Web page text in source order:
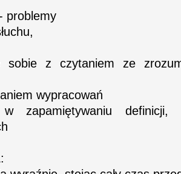
problemy
sobie z czytaniem ze
wypracowań
zapamiętywaniu definicji,